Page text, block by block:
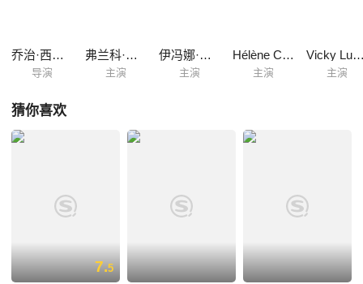
乔治·西莫内利
导演
弗兰科·弗兰基
主演
伊冯娜·蒙洛尔
主演
Hélène Chanel
主演
Vicky
主演
猜你喜欢
7.5